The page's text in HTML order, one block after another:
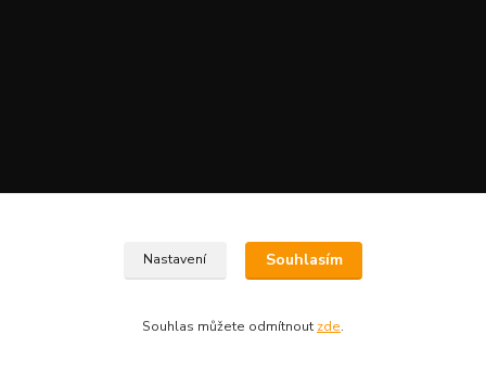
Eshop-rychle.cz
Nastavení Souhlasím
Souhlas můžete odmítnout zde.